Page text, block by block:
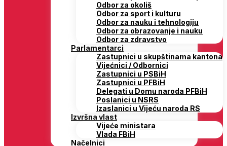
Odbor za okoliš
Odbor za sport i kulturu
Odbor za nauku i tehnologiju
Odbor za obrazovanje i nauku
Odbor za zdravstvo
Parlamentarci
Zastupnici u skupštinama kantona
Vijećnici / Odbornici
Zastupnici u PSBiH
Zastupnici u PFBiH
Delegati u Domu naroda PFBiH
Poslanici u NSRS
Izaslanici u Vijeću naroda RS
Izvršna vlast
Vijeće ministara
Vlada FBiH
Načelnici